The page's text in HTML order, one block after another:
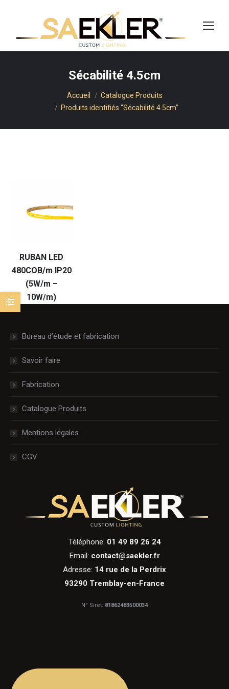
Sécabilité 4.5cm
Accueil
Catalogue Produits
Produits identifiés “Sécabilité 4.5cm”
RUBAN LED
480COB/m IP20
(5W/m –
10W/m)
Bureau d’étude et fabrication
Savoir faire
Fabrication
Catalogue Produits
Mentions légales
CGV
Téléphone: 01 49 89 26 24
Email: contact@saekler.fr
Adresse: 14 rue de la Perdrix
93290 Tremblay-en-France
N° Siret: 81862483500034